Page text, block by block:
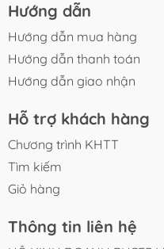
Hướng dẫn
Hướng dẫn mua hàng
Hướng dẫn thanh toán
Hướng dẫn giao nhận
Hỗ trợ khách hàng
Chương trình KHTT
Tìm kiếm
Giỏ hàng
Thông tin liên hệ